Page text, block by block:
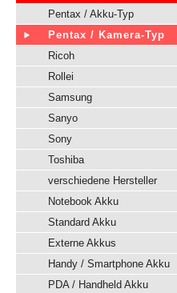
Pentax / Akku-Typ
Pentax / Kamera-Typ
Ricoh
Rollei
Samsung
Sanyo
Sony
Toshiba
verschiedene Hersteller
Notebook Akku
Standard Akku
Externe Akkus
Handy / Smartphone Akku
PDA / Handheld Akku